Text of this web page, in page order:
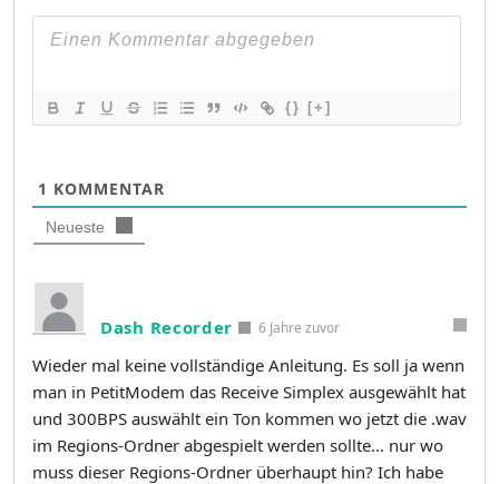
{} [+]
1 KOMMENTAR
Neueste
Dash Recorder 6 Jahre zuvor
Wieder mal keine vollständige Anleitung. Es soll ja wenn
man in PetitModem das Receive Simplex ausgewählt hat
und 300BPS auswählt ein Ton kommen wo jetzt die .wav
im Regions-Ordner abgespielt werden sollte… nur wo
muss dieser Regions-Ordner überhaupt hin? Ich habe